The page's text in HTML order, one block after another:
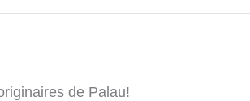
de Palau!